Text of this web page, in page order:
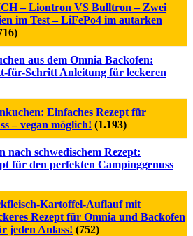
– Liontron VS Bulltron – Zwei
im Test – LiFePo4 im autarken
aus dem Omnia Backofen:
für-Schritt Anleitung für leckeren
Einfaches Rezept für
– vegan möglich! (1.193)
nach schwedischem Rezept:
für den perfekten Campinggenuss
Kartoffel-Auflauf mit
Rezept für Omnia und Backofen
jeden Anlass! (752)